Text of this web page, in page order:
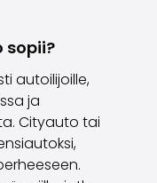
sopii?
autoilijoille,
ja
Cityauto tai